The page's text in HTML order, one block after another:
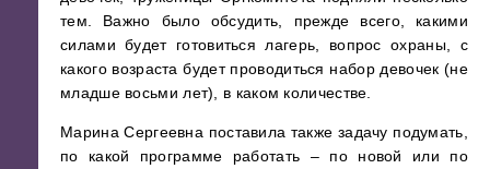
тем. Важно было обсудить, прежде всего, какими
силами будет готовиться лагерь, вопрос охраны, с
какого возраста будет проводиться набор девочек (не
младше восьми лет), в каком количестве.
Марина Сергеевна поставила также задачу подумать,
по какой программе работать – по новой или по